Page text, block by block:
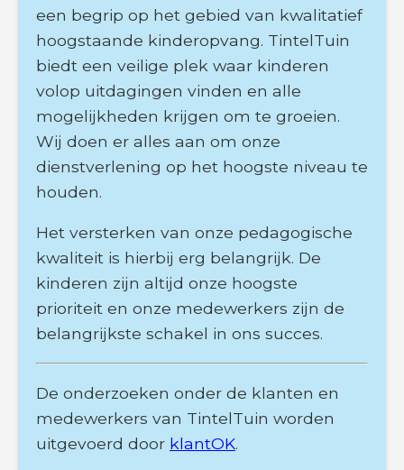
een begrip op het gebied van kwalitatief
hoogstaande kinderopvang. TintelTuin
biedt een veilige plek waar kinderen
volop uitdagingen vinden en alle
mogelijkheden krijgen om te groeien.
Wij doen er alles aan om onze
dienstverlening op het hoogste niveau te
houden.
Het versterken van onze pedagogische
kwaliteit is hierbij erg belangrijk. De
kinderen zijn altijd onze hoogste
prioriteit en onze medewerkers zijn de
belangrijkste schakel in ons succes.
De onderzoeken onder de klanten en
medewerkers van TintelTuin worden
uitgevoerd door klantOK.